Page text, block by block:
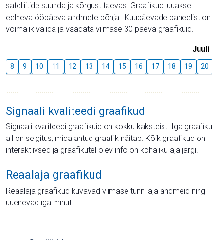
satelliitide suunda ja kõrgust taevas. Graafikud luuakse
eelneva ööpäeva andmete põhjal. Kuupäevade paneelist on
võimalik valida ja vaadata viimase 30 päeva graafikuid.
Juuli
8 9 10 11 12 13 14 15 16 17 18 19 20
Signaali kvaliteedi graafikud
Signaali kvaliteedi graafikuid on kokku kaksteist. Iga graafiku
all on selgitus, mida antud graafik näitab. Kõik graafikud on
interaktiivsed ja graafikutel olev info on kohaliku aja järgi.
Reaalaja graafikud
Reaalaja graafikud kuvavad viimase tunni aja andmeid ning
uuenevad iga minut.